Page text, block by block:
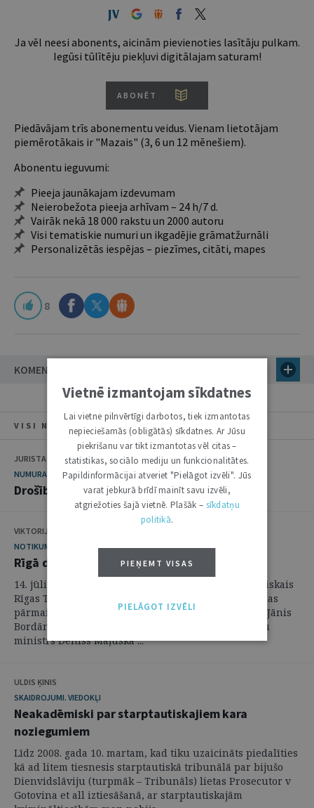
Ja vēl neesi abonents, aicinām pievienoties lasītāju pulkam.
Iegūsi tūlītēju piekļuvi digitālajam saturam!
ABONĒT
Piedāvājam trīs abonementu veidus. Vienam lietotājam
piemērotākais ir "Mazais" (3, 6 un 12 mēnešiem).
Abonentu ieguvumi:
Pieeja jaunākajam izdevumam
Neierobežota pieeja arhīvam – 24 h/7 d.
Vairāk nekā 18 000 rakstu un 2000 autoru
Visi tematiskie numuri un ikgadējie grāmatžurnāli
Personalizētās iespējas – piezīmes, citāti, mapes
8
KOMENTĀRI
VISI NUMURA RAKSTI
JURISTA VĀRDS
NUMURA TĒMA
Drošības dažādie tiesiskie aspekti
VIKTORIJA SOŅECA
NOTIKUMS
Rīgā diskutē par juridisku atbalstu Ukrainai
14. jūlijā Melngalvju namā notika pirmais starptautiskais
Rīgas Tieslietu līderu forums "Atbildība un inovācijas
pārmaiņu laikā".1 Forumu atklāja tieslietu ministrs Jānis
Bordāns, bet dalībnieku vidū bija Ukrainas tieslietu
ministrs Deniss Maļuska ...
ULDIS ĶINIS
SKAIDROJUMI. VIEDOKĻI
Neakadēmiski par starptautiskajiem kara
noziegumiem
Līdz 2008. gada 10. martam, kad tiku uzaicināts piedalīties
kā ad litem tiesnesis starptautiskā tribunālā par bijušo
Dienvidslāviju (turpmāk – Tribunāls) lietas Prosecutor v
Gotovina et all iztiesāšanā, ar starptautiskajām
Vietnē izmantojam sīkdatnes
Lai vietne pilnvērtīgi darbotos, tiek izmantotas
nepieciešamās (obligātās) sīkdatnes. Ar Jūsu
piekrišanu var tikt izmantotas vēl citas –
statistikas, sociālo mediju un funkcionalitātes.
Papildinformācijai atveriet "Pielāgot izvēli". Jūs
varat jebkurā brīdī mainīt savu izvēli,
atgriežoties šajā vietnē. Plašāk – sīkdatņu
politikā.
PIEŅEMT VISAS
PIELĀGOT IZVĒLI